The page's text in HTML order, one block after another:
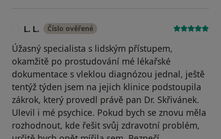
L. L. Číslo ověřené
Úžasný specialista s lidským přístupem,
okamžitě po prostudování mé lékařské
dokumentace s vleklou diagnózou jednal, ještě
tentýž týden jsem na jejich klinice podstoupila
zákrok, který provedl právě pan Dr. Skřivánek.
Ulevil i mé psychice. Pokud bych se znovu měla
rozhodnout, kde řešit svůj zdravotní problém,